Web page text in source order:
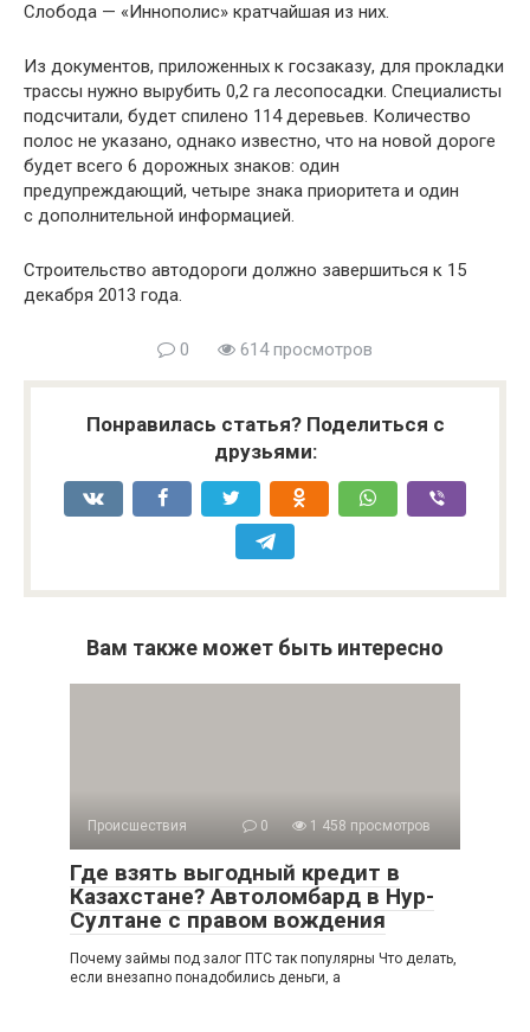
Слобода — «Иннополис» кратчайшая из них.
Из документов, приложенных к госзаказу, для прокладки
трассы нужно вырубить 0,2 га лесопосадки. Специалисты
подсчитали, будет спилено 114 деревьев. Количество
полос не указано, однако известно, что на новой дороге
будет всего 6 дорожных знаков: один
предупреждающий, четыре знака приоритета и один
с дополнительной информацией.
Строительство автодороги должно завершиться к 15
декабря 2013 года.
0 614 просмотров
Понравилась статья? Поделиться с
друзьями:
Вам также может быть интересно
Происшествия 0 1 458 просмотров
Где взять выгодный кредит в
Казахстане? Автоломбард в Нур-
Султане с правом вождения
Почему займы под залог ПТС так популярны Что делать,
если внезапно понадобились деньги, а